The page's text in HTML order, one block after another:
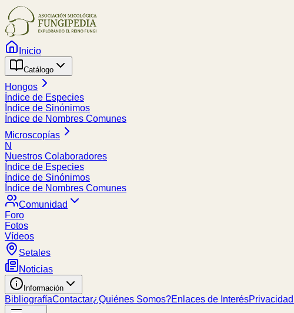
Inicio
Catálogo
Hongos
Índice de Especies
Índice de Sinónimos
Índice de Nombres Comunes
Microscopías
N
Nuestros Colaboradores
Índice de Especies
Índice de Sinónimos
Índice de Nombres Comunes
Comunidad
Foro
Fotos
Vídeos
Setales
Noticias
Información
BibliografíaContactar¿Quiénes Somos?Enlaces de InterésPrivacidad